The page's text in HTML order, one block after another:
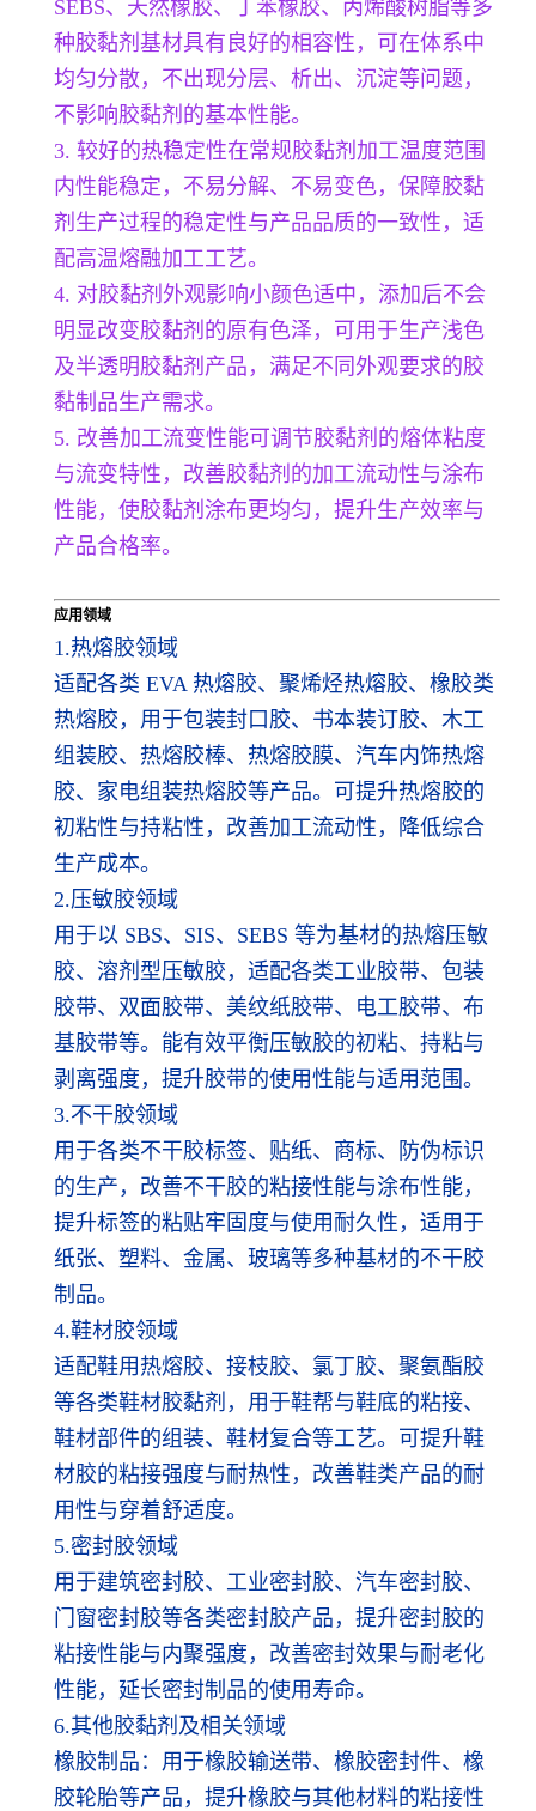
SEBS、天然橡胶、丁苯橡胶、丙烯酸树脂等多
种胶黏剂基材具有良好的相容性，可在体系中
均匀分散，不出现分层、析出、沉淀等问题，
不影响胶黏剂的基本性能。
3. 较好的热稳定性在常规胶黏剂加工温度范围
内性能稳定，不易分解、不易变色，保障胶黏
剂生产过程的稳定性与产品品质的一致性，适
配高温熔融加工工艺。
4. 对胶黏剂外观影响小颜色适中，添加后不会
明显改变胶黏剂的原有色泽，可用于生产浅色
及半透明胶黏剂产品，满足不同外观要求的胶
黏制品生产需求。
5. 改善加工流变性能可调节胶黏剂的熔体粘度
与流变特性，改善胶黏剂的加工流动性与涂布
性能，使胶黏剂涂布更均匀，提升生产效率与
产品合格率。
应用领域
1.热熔胶领域
适配各类 EVA 热熔胶、聚烯烃热熔胶、橡胶类
热熔胶，用于包装封口胶、书本装订胶、木工
组装胶、热熔胶棒、热熔胶膜、汽车内饰热熔
胶、家电组装热熔胶等产品。可提升热熔胶的
初粘性与持粘性，改善加工流动性，降低综合
生产成本。
2.压敏胶领域
用于以 SBS、SIS、SEBS 等为基材的热熔压敏
胶、溶剂型压敏胶，适配各类工业胶带、包装
胶带、双面胶带、美纹纸胶带、电工胶带、布
基胶带等。能有效平衡压敏胶的初粘、持粘与
剥离强度，提升胶带的使用性能与适用范围。
3.不干胶领域
用于各类不干胶标签、贴纸、商标、防伪标识
的生产，改善不干胶的粘接性能与涂布性能，
提升标签的粘贴牢固度与使用耐久性，适用于
纸张、塑料、金属、玻璃等多种基材的不干胶
制品。
4.鞋材胶领域
适配鞋用热熔胶、接枝胶、氯丁胶、聚氨酯胶
等各类鞋材胶黏剂，用于鞋帮与鞋底的粘接、
鞋材部件的组装、鞋材复合等工艺。可提升鞋
材胶的粘接强度与耐热性，改善鞋类产品的耐
用性与穿着舒适度。
5.密封胶领域
用于建筑密封胶、工业密封胶、汽车密封胶、
门窗密封胶等各类密封胶产品，提升密封胶的
粘接性能与内聚强度，改善密封效果与耐老化
性能，延长密封制品的使用寿命。
6.其他胶黏剂及相关领域
橡胶制品：用于橡胶输送带、橡胶密封件、橡
胶轮胎等产品，提升橡胶与其他材料的粘接性